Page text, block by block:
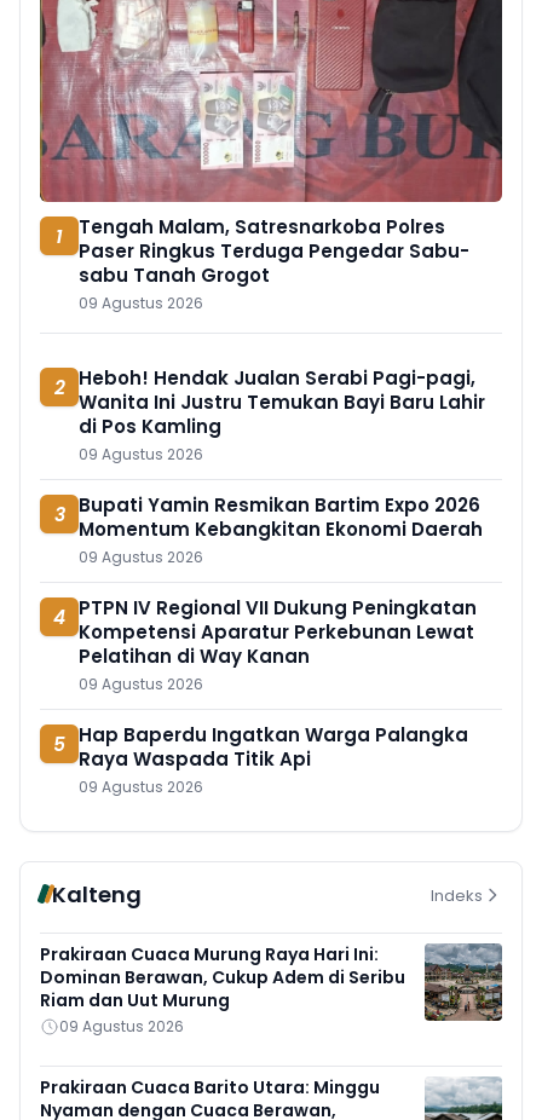
1
Tengah Malam, Satresnarkoba Polres
Paser Ringkus Terduga Pengedar Sabu-
sabu Tanah Grogot
09 Agustus 2026
2 Heboh! Hendak Jualan Serabi Pagi-pagi,
Wanita Ini Justru Temukan Bayi Baru Lahir
di Pos Kamling
09 Agustus 2026
3 Bupati Yamin Resmikan Bartim Expo 2026
Momentum Kebangkitan Ekonomi Daerah
09 Agustus 2026
4 PTPN IV Regional VII Dukung Peningkatan
Kompetensi Aparatur Perkebunan Lewat
Pelatihan di Way Kanan
09 Agustus 2026
5 Hap Baperdu Ingatkan Warga Palangka
Raya Waspada Titik Api
09 Agustus 2026
Kalteng Indeks
Prakiraan Cuaca Murung Raya Hari Ini:
Dominan Berawan, Cukup Adem di Seribu
Riam dan Uut Murung
09 Agustus 2026
Prakiraan Cuaca Barito Utara: Minggu
Nyaman dengan Cuaca Berawan,